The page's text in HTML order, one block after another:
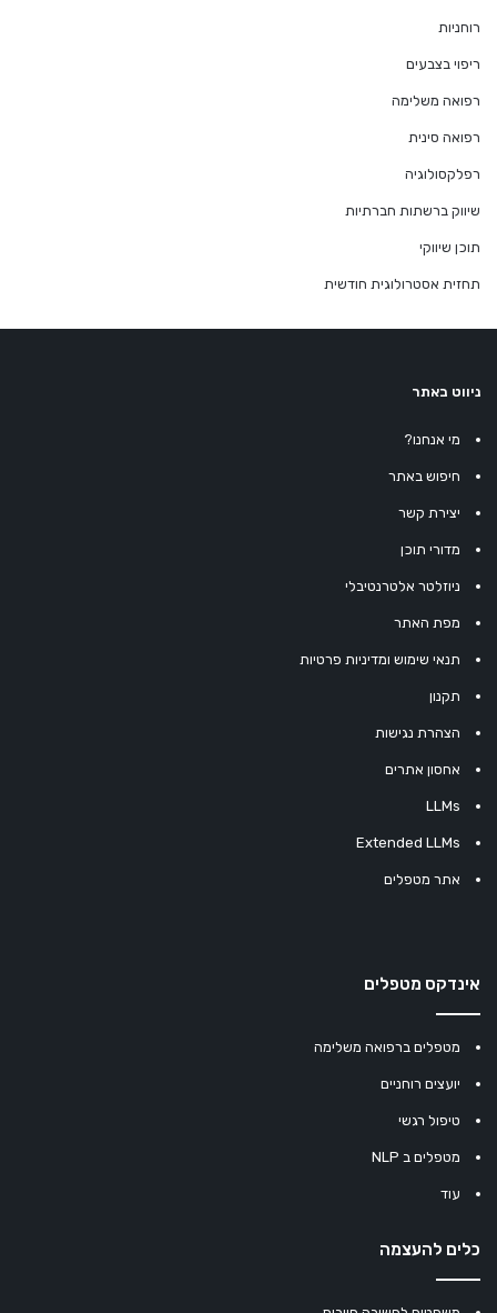
רוחניות
ריפוי בצבעים
רפואה משלימה
רפואה סינית
רפלקסולוגיה
שיווק ברשתות חברתיות
תוכן שיווקי
תחזית אסטרולוגית חודשית
ניווט באתר
מי אנחנו?
חיפוש באתר
יצירת קשר
מדורי תוכן
ניוזלטר אלטרנטיבלי
מפת האתר
תנאי שימוש ומדיניות פרטיות
תקנון
הצהרת נגישות
אחסון אתרים
LLMs
Extended LLMs
אתר מטפלים
אינדקס מטפלים
מטפלים ברפואה משלימה
יועצים רוחניים
טיפול רגשי
מטפלים ב NLP
עוד
כלים להעצמה